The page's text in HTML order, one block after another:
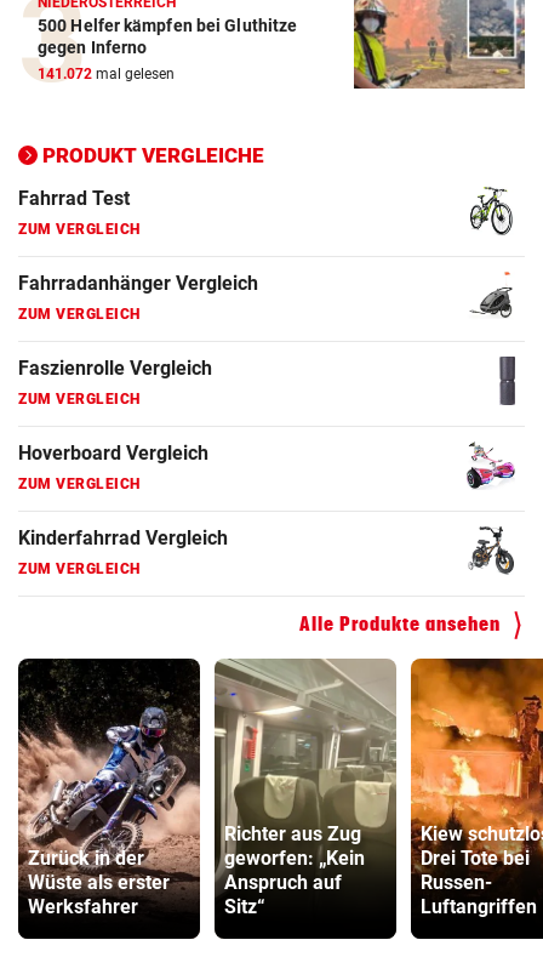
500 Helfer kämpfen bei Gluthitze
gegen Inferno
141.072 mal gelesen
PRODUKT VERGLEICHE
Elektro-Scooter Vergleich
ZUM VERGLEICH
ZUM VERGLEICH
Fahrrad Test
ZUM VERGLEICH
Fahrradanhänger Vergleich
ZUM VERGLEICH
Faszienrolle Vergleich
ZUM VERGLEICH
Hoverboard Vergleich
ZUM VERGLEICH
Kinderfahrrad Vergleich
ZUM VERGLEICH
Alle Produkte ansehen
Zurück in der
Wüste als erster
Werksfahrer
Richter aus Zug
geworfen: „Kein
Anspruch auf
Sitz“
Kiew
Drei Tote bei
Russen-
Luftangriffen